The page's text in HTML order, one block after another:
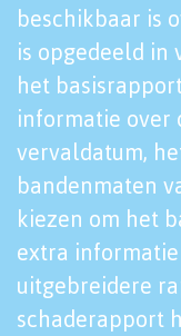
beschikbaar is
is opgedeeld in
het
informatie over
vervaldatum,
bandenmaten
kiezen om het
extra
uitgebreidere
schaderapport